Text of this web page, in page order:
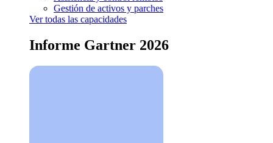
Gestión de activos y parches
Ver todas las capacidades
Informe Gartner 2026